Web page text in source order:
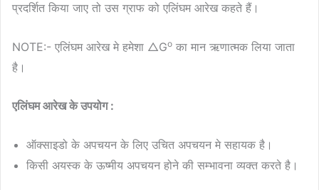
प्रदर्शित किया जाए तो उस ग्राफ को एलिंघम आरेख कहते हैं।
NOTE:- एलिंघम आरेख मे हमेशा △Go का मान ऋणात्मक लिया जाता
है।
एलिंघम आरेख के उपयोग :
ऑक्साइडो के अपचयन के लिए उचित अपचयन मे सहायक है।
किसी अयस्क के ऊष्मीय अपचयन होने की सम्भावना व्यक्त करते है।